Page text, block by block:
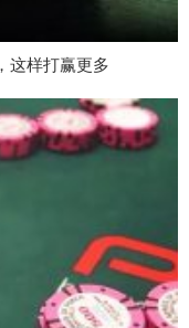
这样打赢更多